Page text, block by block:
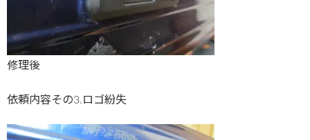
修理後
依頼内容その3.ロゴ紛失